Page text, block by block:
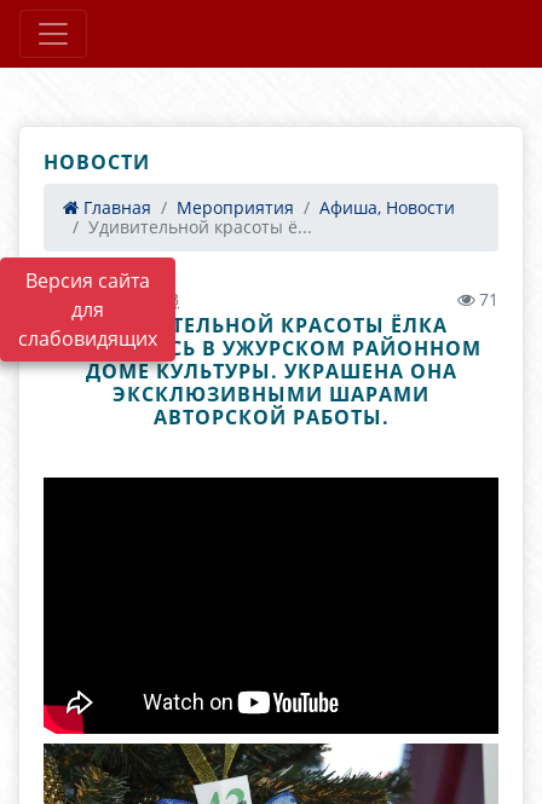
Версия сайта
для
слабовидящих
НОВОСТИ
Главная Мероприятия
Афиша, Новости
Удивительной красоты ё...
23.12.2021 06:33 71
УДИВИТЕЛЬНОЙ КРАСОТЫ ЁЛКА
ПОЯВИЛАСЬ В УЖУРСКОМ РАЙОННОМ
ДОМЕ КУЛЬТУРЫ. УКРАШЕНА ОНА
ЭКСКЛЮЗИВНЫМИ ШАРАМИ
АВТОРСКОЙ РАБОТЫ.